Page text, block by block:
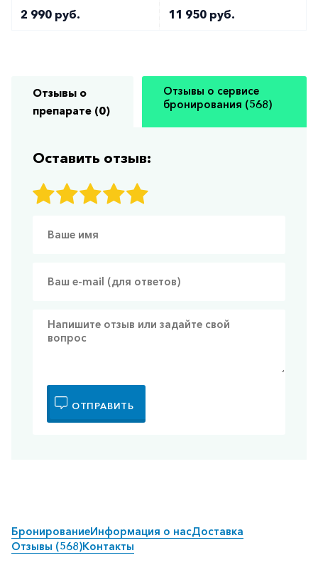
2 990 руб. 11 950 руб.
Отзывы о
препарате (0)
Отзывы о сервисе
бронирования (568)
Оставить отзыв:
ОТПРАВИТЬ
БронированиеИнформация о насДоставка
Отзывы (568)Контакты